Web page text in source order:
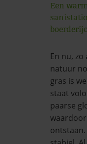
Een
En nu,
natuur
gras is
staat
paarse